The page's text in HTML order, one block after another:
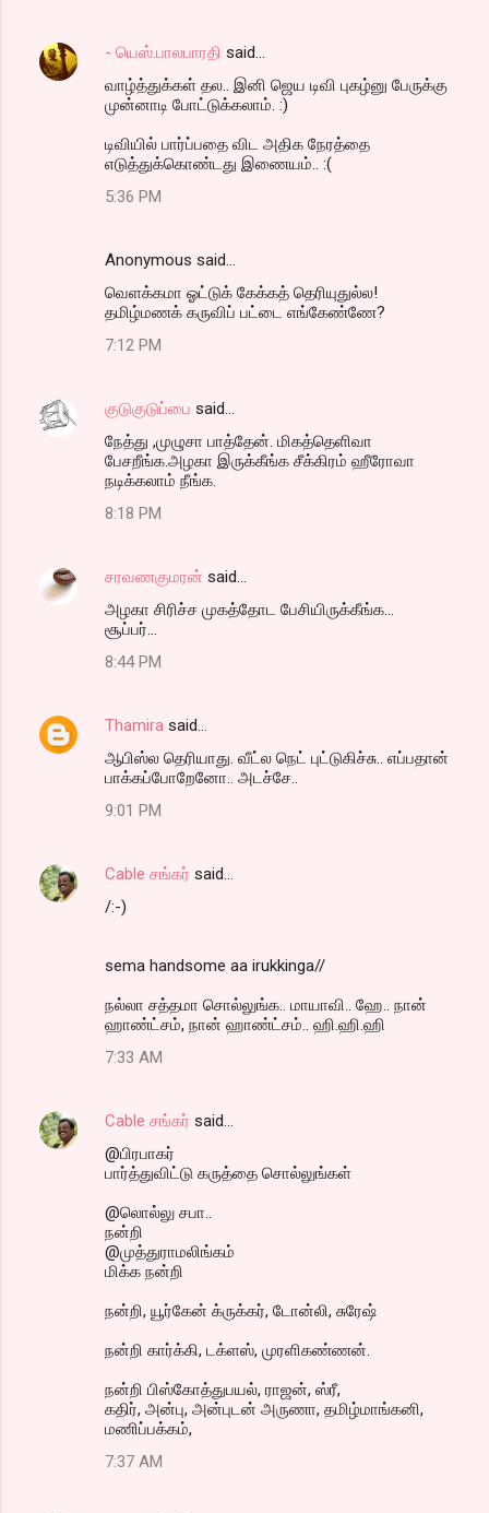
- யெஸ்.பாலபாரதி said…
வாழ்த்துக்கள் தல.. இனி ஜெய டிவி புகழ்னு பேருக்கு
முன்னாடி போட்டுக்கலாம். :)
டிவியில் பார்ப்பதை விட அதிக நேரத்தை
எடுத்துக்கொண்டது இணையம்.. :(
5:36 PM
Anonymous said…
வெளக்கமா ஓட்டுக் கேக்கத் தெரியுதுல்ல!
தமிழ்மணக் கருவிப் பட்டை எங்கேண்ணே?
7:12 PM
குடுகுடுப்பை said…
நேத்து ,முழுசா பாத்தேன். மிகத்தெளிவா
பேசறீங்க.அழகா இருக்கீங்க சீக்கிரம் ஹீரோவா
நடிக்கலாம் நீங்க.
8:18 PM
சரவணகுமரன் said…
அழகா சிரிச்ச முகத்தோட பேசியிருக்கீங்க...
சூப்பர்...
8:44 PM
Thamira said…
ஆபிஸ்ல தெரியாது. வீட்ல நெட் புட்டுகிச்சு.. எப்பதான்
பாக்கப்போறேனோ.. அடச்சே..
9:01 PM
Cable சங்கர் said…
/:-)
sema handsome aa irukkinga//
நல்லா சத்தமா சொல்லுங்க.. மாயாவி.. ஹே.. நான்
ஹாண்ட்சம், நான் ஹாண்ட்சம்.. ஹி.ஹி.ஹி
7:33 AM
Cable சங்கர் said…
@பிரபாகர்
பார்த்துவிட்டு கருத்தை சொல்லுங்கள்
@லொல்லு சபா..
நன்றி
@முத்துராமலிங்கம்
மிக்க நன்றி
நன்றி, யூர்கேன் க்ருக்கர், டோன்லி, சுரேஷ்
நன்றி கார்க்கி, டக்ளஸ், முரளிகண்ணன்.
நன்றி பிஸ்கோத்துபயல், ராஜன், ஸ்ரீ,
கதிர், அன்பு, அன்புடன் அருணா, தமிழ்மாங்கனி,
மணிப்பக்கம்,
7:37 AM